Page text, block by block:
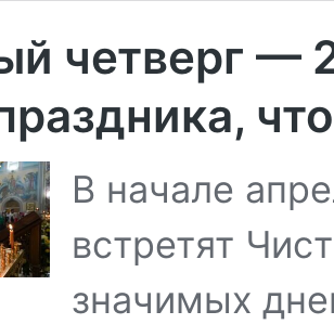
четверг —
В начале
встретят
значимых